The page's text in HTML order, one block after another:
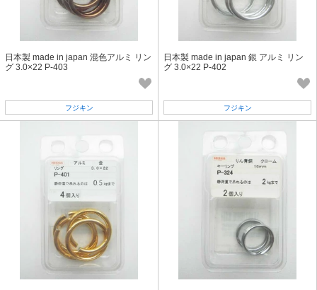
日本製 made in japan 混色アルミ リン
グ 3.0×22 P-403
フジキン
日本製 made in japan 銀 アルミ リン
グ 3.0×22 P-402
フジキン